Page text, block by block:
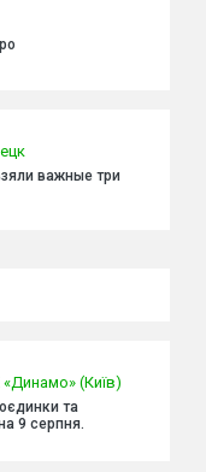
важные три
(Київ)
та
9 серпня.